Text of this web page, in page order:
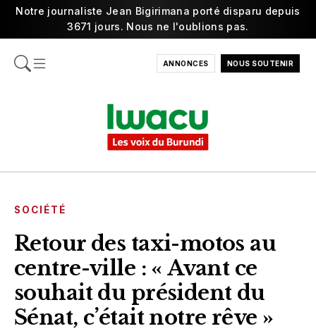
Notre journaliste Jean Bigirimana porté disparu depuis
3671 jours. Nous ne l'oublions pas.
ANNONCES NOUS SOUTENIR
SOCIÉTÉ
Retour des taxi-motos au
centre-ville : « Avant ce
souhait du président du
Sénat, c’était notre rêve »